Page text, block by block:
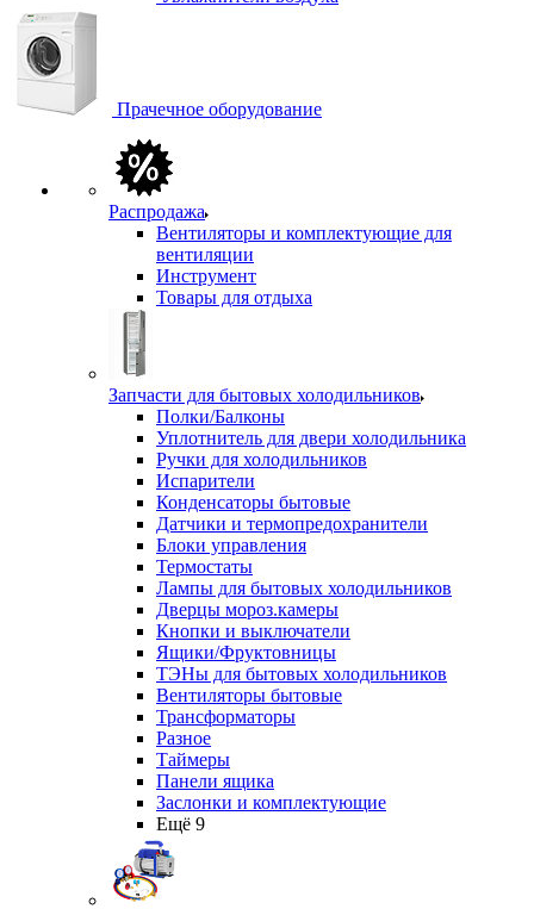
Прачечное оборудование
Распродажа
Вентиляторы и комплектующие для
вентиляции
Инструмент
Товары для отдыха
Запчасти для бытовых холодильников
Полки/Балконы
Уплотнитель для двери холодильника
Ручки для холодильников
Испарители
Конденсаторы бытовые
Датчики и термопредохранители
Блоки управления
Термостаты
Лампы для бытовых холодильников
Дверцы мороз.камеры
Кнопки и выключатели
Ящики/Фруктовницы
ТЭНы для бытовых холодильников
Вентиляторы бытовые
Трансформаторы
Разное
Таймеры
Панели ящика
Заслонки и комплектующие
Ещё 9